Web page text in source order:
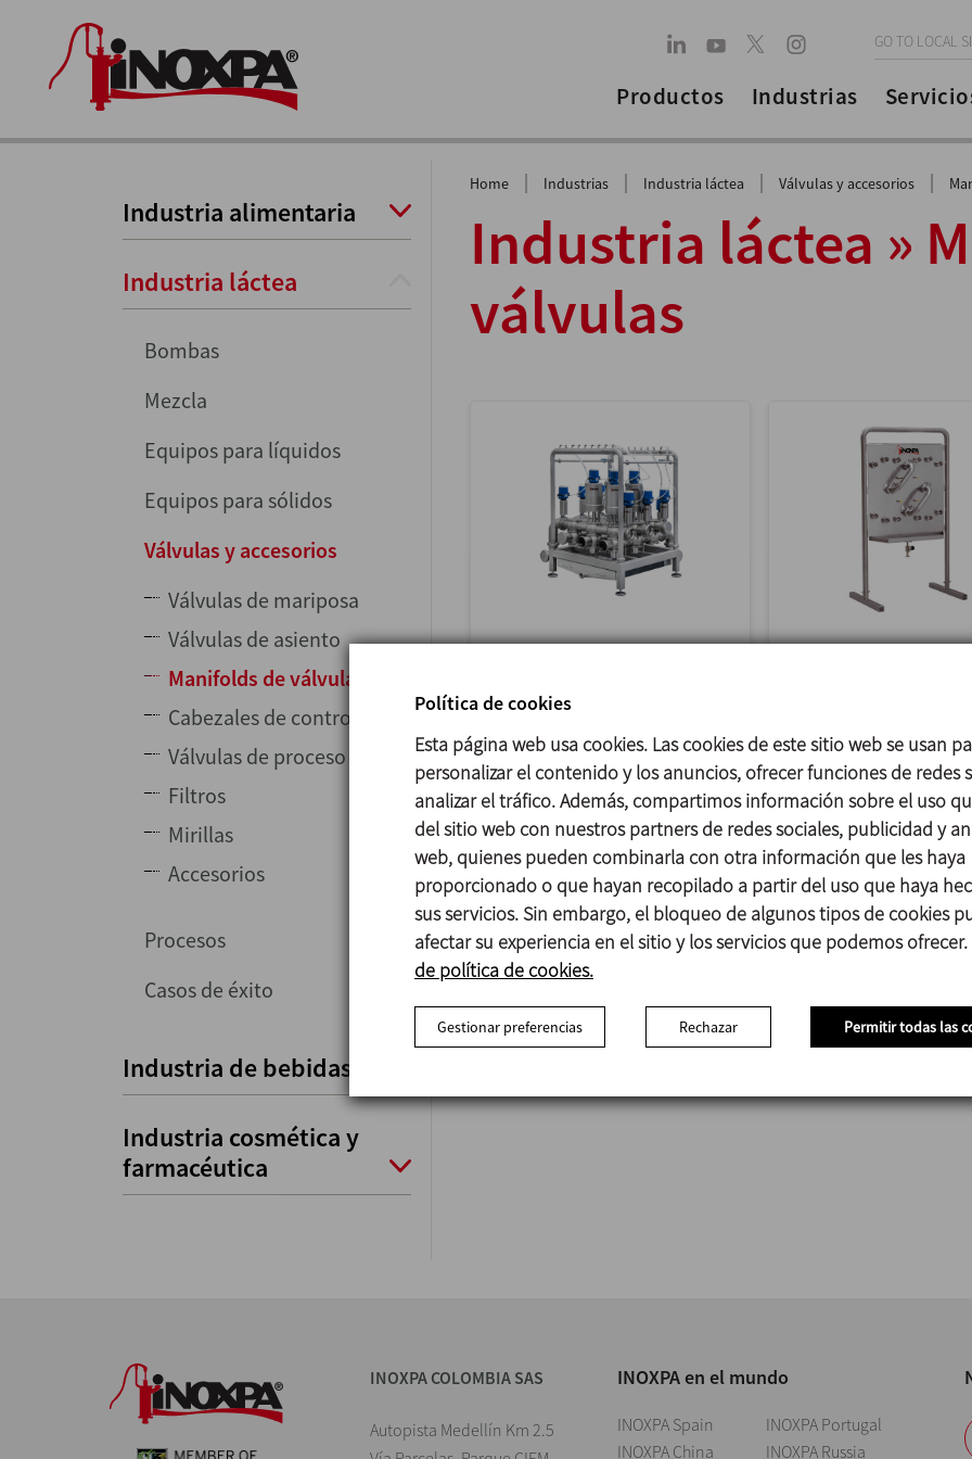
GO TO LOCAL
Productos Industrias
Industria alimentaria
Industria láctea
Bombas
Mezcla
Equipos para líquidos
Equipos para sólidos
Válvulas y accesorios
Válvulas de mariposa
Válvulas de asiento
Manifolds de válvulas
Cabezales de control
Válvulas de proceso
Filtros
Mirillas
Accesorios
Procesos
Casos de éxito
Industria de bebidas
Industria cosmética y
farmacéutica
Home | Industrias | Industria láctea | Válvulas y accesorios |
Industria láctea »
válvulas
Los manifolds de válvulas de
Inoxpa permiten centralizar
funciones de un... >>
utilizan ampliamente
industria
>>
INOXPA COLOMBIA SAS
Autopista Medellín Km 2.5
INOXPA en el mundo
INOXPA Spain
INOXPA China
INOXPA Portugal
INOXPA Russia
Política de cookies
Esta página web usa cookies. Las cookies de este sitio web se usan
personalizar el contenido y los anuncios, ofrecer funciones de redes
analizar el tráfico. Además, compartimos información sobre el uso
del sitio web con nuestros partners de redes sociales, publicidad y
web, quienes pueden combinarla con otra información que les haya
proporcionado o que hayan recopilado a partir del uso que haya
sus servicios. Sin embargo, el bloqueo de algunos tipos de cookies
afectar su experiencia en el sitio y los servicios que podemos ofrecer.
de política de cookies.
Gestionar preferencias Rechazar Permitir todas las